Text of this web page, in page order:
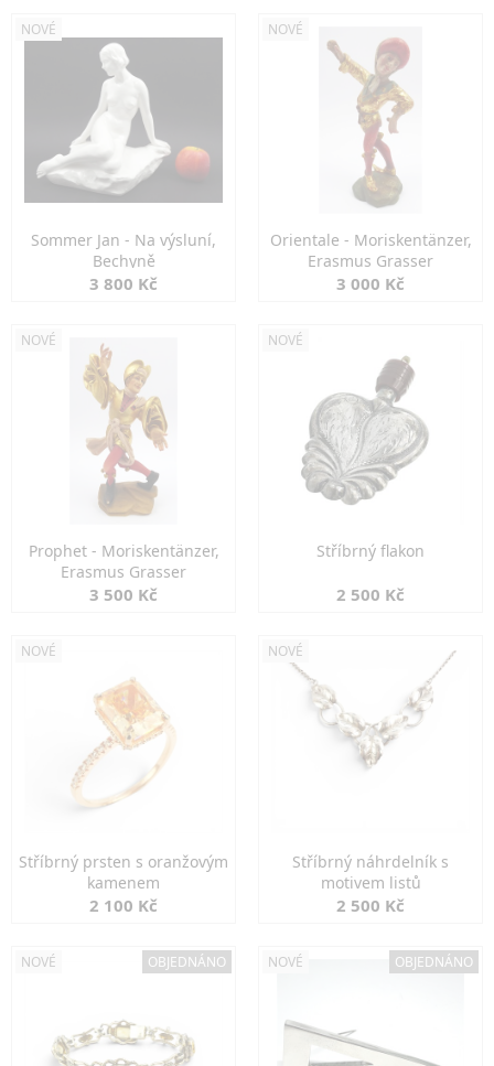
NOVÉ
Sommer Jan - Na výsluní,
Bechyně
3 800 Kč
NOVÉ
Orientale - Moriskentänzer,
Erasmus Grasser
3 000 Kč
NOVÉ
Prophet - Moriskentänzer,
Erasmus Grasser
3 500 Kč
NOVÉ
Stříbrný flakon
2 500 Kč
NOVÉ
Stříbrný prsten s oranžovým
kamenem
2 100 Kč
NOVÉ
Stříbrný náhrdelník s
motivem listů
2 500 Kč
NOVÉ OBJEDNÁNO NOVÉ OBJEDNÁNO